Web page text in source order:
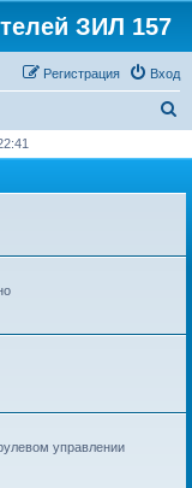
ЗИЛ 157
Вход
Регистрация
с
управлении